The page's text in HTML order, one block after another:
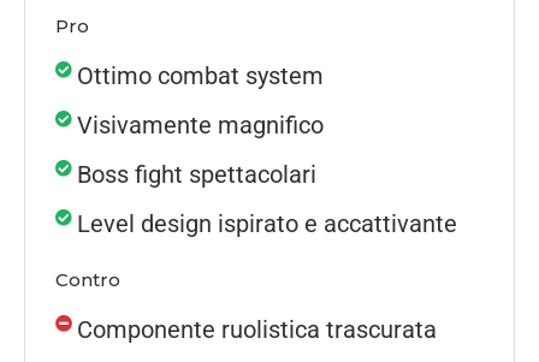
Pro
Ottimo combat system
Visivamente magnifico
Boss fight spettacolari
Level design ispirato e accattivante
Contro
Componente ruolistica trascurata